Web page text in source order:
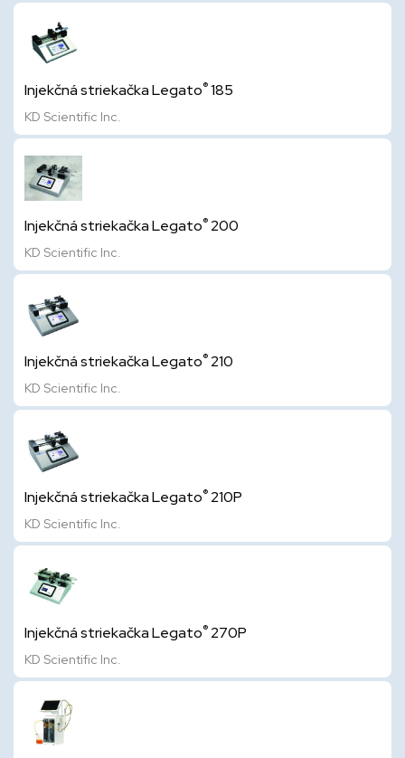
Injekčná striekačka Legato®185
KD Scientific Inc.
Injekčná striekačka Legato® 200
KD Scientific Inc.
Injekčná striekačka Legato® 210
KD Scientific Inc.
Injekčná striekačka Legato® 210P
KD Scientific Inc.
Injekčná striekačka Legato® 270P
KD Scientific Inc.